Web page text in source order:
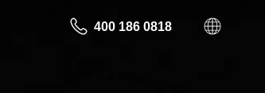
400 186 0818